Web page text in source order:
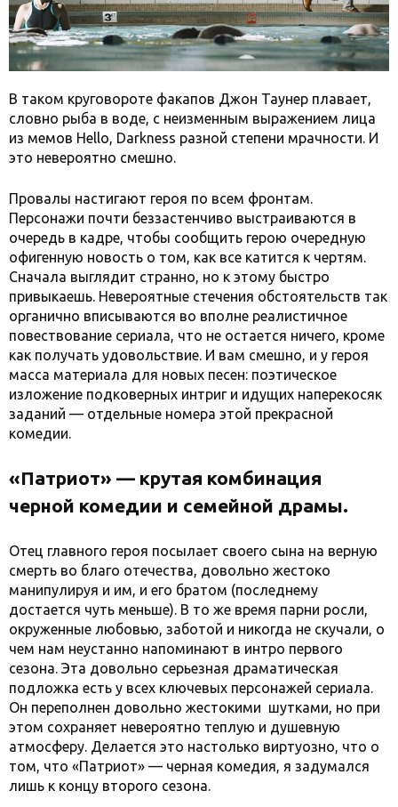
В таком круговороте факапов Джон Таунер плавает,
словно рыба в воде, с неизменным выражением лица
из мемов Hello, Darkness разной степени мрачности. И
это невероятно смешно.
Провалы настигают героя по всем фронтам.
Персонажи почти беззастенчиво выстраиваются в
очередь в кадре, чтобы сообщить герою очередную
офигенную новость о том, как все катится к чертям.
Сначала выглядит странно, но к этому быстро
привыкаешь. Невероятные стечения обстоятельств так
органично вписываются во вполне реалистичное
повествование сериала, что не остается ничего, кроме
как получать удовольствие. И вам смешно, и у героя
масса материала для новых песен: поэтическое
изложение подковерных интриг и идущих наперекосяк
заданий — отдельные номера этой прекрасной
комедии.
«Патриот» — крутая комбинация
черной комедии и семейной драмы.
Отец главного героя посылает своего сына на верную
смерть во благо отечества, довольно жестоко
манипулируя и им, и его братом (последнему
достается чуть меньше). В то же время парни росли,
окруженные любовью, заботой и никогда не скучали, о
чем нам неустанно напоминают в интро первого
сезона. Эта довольно серьезная драматическая
подложка есть у всех ключевых персонажей сериала.
Он переполнен довольно жестокими шутками, но при
этом сохраняет невероятно теплую и душевную
атмосферу. Делается это настолько виртуозно, что о
том, что «Патриот» — черная комедия, я задумался
лишь к концу второго сезона.